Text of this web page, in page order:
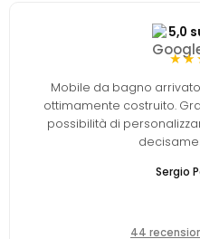
5,0
Mobile da bagno
ottimamente costruito.
possibilità di
Sergio
44